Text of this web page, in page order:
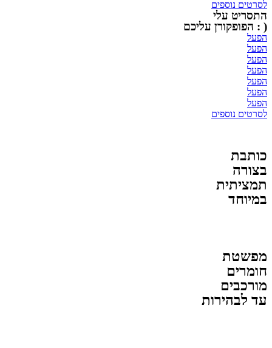
לסרטים נוספים
התסריט עלי
( : הפופקורן עליכם
הפעל
הפעל
הפעל
הפעל
הפעל
הפעל
הפעל
לסרטים נוספים
כותבת
בצורה
תמציתית
במיוחד
מפשטת
חומרים
מורכבים
עד לבהירות